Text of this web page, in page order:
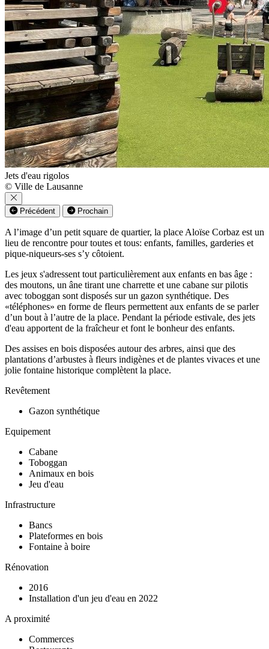
Jets d'eau rigolos
© Ville de Lausanne
Précédent Prochain
A l’image d’un petit square de quartier, la place Aloïse Corbaz est un
lieu de rencontre pour toutes et tous: enfants, familles, garderies et
pique-niqueurs-ses s’y côtoient.
Les jeux s'adressent tout particulièrement aux enfants en bas âge :
des moutons, un âne tirant une charrette et une cabane sur pilotis
avec toboggan sont disposés sur un gazon synthétique. Des
«téléphones» en forme de fleurs permettent aux enfants de se parler
d’un bout à l’autre de la place. Pendant la période estivale, des jets
d'eau apportent de la fraîcheur et font le bonheur des enfants.
Des assises en bois disposées autour des arbres, ainsi que des
plantations d’arbustes à fleurs indigènes et de plantes vivaces et une
jolie fontaine historique complètent la place.
Revêtement
Gazon synthétique
Equipement
Cabane
Toboggan
Animaux en bois
Jeu d'eau
Infrastructure
Bancs
Plateformes en bois
Fontaine à boire
Rénovation
2016
Installation d'un jeu d'eau en 2022
A proximité
Commerces